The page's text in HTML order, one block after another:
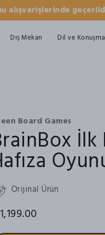
alışverişlerinde
Dış Mekan Dil ve Konuşma
Board Games
Orijinal Ürün